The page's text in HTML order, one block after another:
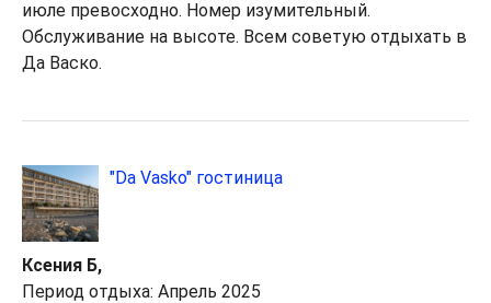
июле превосходно. Номер изумительный.
Обслуживание на высоте. Всем советую отдыхать в
Да Васко.
"Da Vasko" гостиница
Ксения Б,
Период отдыха: Апрель 2025